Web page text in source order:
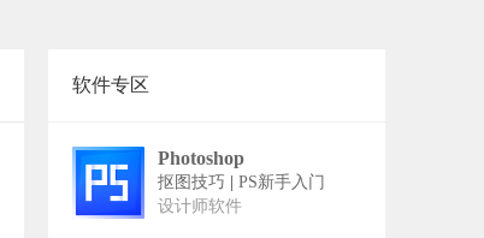
软件专区
Photoshop
抠图技巧
PS新手入门
设计师软件